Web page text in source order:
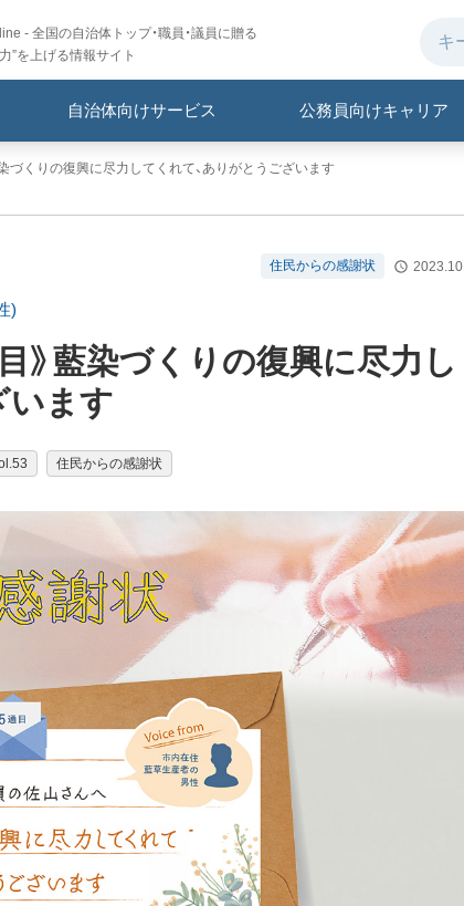
- 全国の自治体トップ・職員・議員に贈る
”を上げる情報サイト
自治体向けサービス 公務員向けキャリア
染づくりの復興に尽力してくれて、ありがとうございます
住民からの感謝状
)
》藍染づくりの復興に尽力し
います
住民からの感謝状